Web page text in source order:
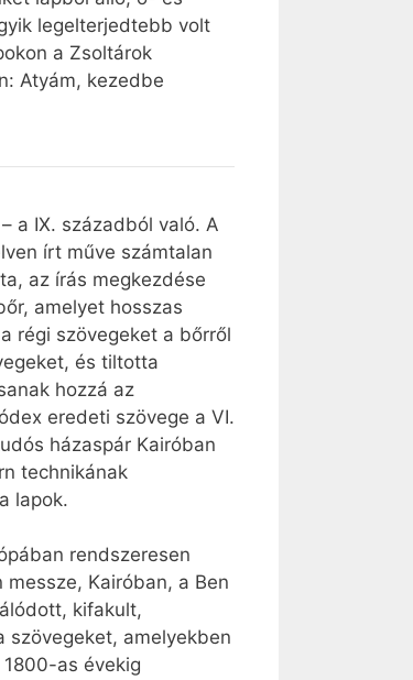
legelterjedtebb volt
a Zsoltárok
Atyám, kezedbe
a IX. századból való. A
írt műve számtalan
az írás megkezdése
amelyet hosszas
régi szövegeket a bőrről
és tiltotta
hozzá az
eredeti szövege a VI.
házaspár Kairóban
technikának
lapok.
rendszeresen
Kairóban, a Ben
kifakult,
szövegeket, amelyekben
as évekig